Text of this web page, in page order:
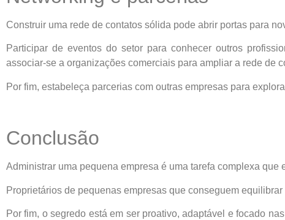
Construir uma rede de contatos sólida pode abrir portas para
Participar de eventos do setor para conhecer outros
associar-se a organizações comerciais para ampliar a rede de
Por fim, estabeleça parcerias com outras empresas para
Conclusão
Administrar uma pequena empresa é uma tarefa complexa que
Proprietários de pequenas empresas que conseguem
Por fim, o segredo está em ser proativo, adaptável e focado